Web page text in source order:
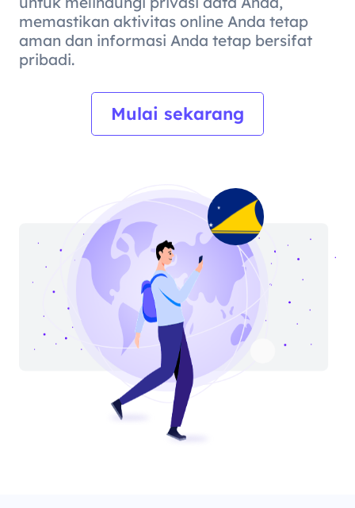
memastikan aktivitas online Anda tetap
aman dan informasi Anda tetap bersifat
pribadi.
Mulai sekarang